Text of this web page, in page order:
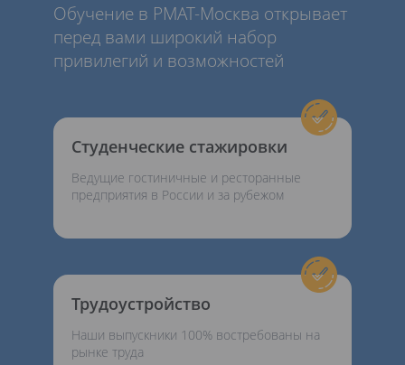
Обучение в РМАТ-Москва открывает
перед вами широкий набор
привилегий и возможностей
Студенческие стажировки
Ведущие гостиничные и ресторанные
предприятия в России и за рубежом
Трудоустройство
Наши выпускники 100% востребованы на
рынке труда